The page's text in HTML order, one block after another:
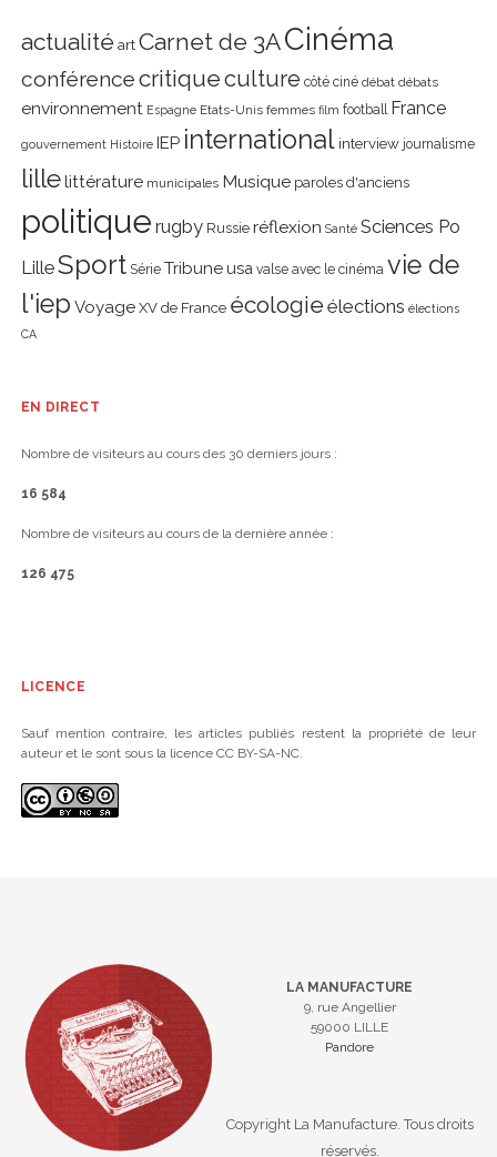
actualité art Carnet de 3ACinéma
conférencecritiqueculture côté ciné débat débats
environnement Espagne Etats-Unis femmes film football France
gouvernement Histoire IEP international interview journalisme
lillelittérature municipales Musique paroles d'anciens
politique rugby Russie réflexion Santé Sciences Po
LilleSport Série Tribune usa valse avec le cinéma vie de
l'iep Voyage XV de France écologie élections élections
CA
EN DIRECT
Nombre de visiteurs au cours des 30 derniers jours :
16 584
Nombre de visiteurs au cours de la dernière année :
126 475
LICENCE
Sauf mention contraire, les articles publiés restent la propriété de leur
auteur et le sont sous la licence CC BY-SA-NC.
LA MANUFACTURE
9, rue Angellier
59000 LILLE
Pandore
Copyright La Manufacture. Tous droits
réservés.